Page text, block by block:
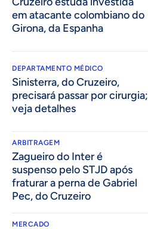
em atacante colombiano do
Girona, da Espanha
DEPARTAMENTO MÉDICO
Sinisterra, do Cruzeiro,
precisará passar por cirurgia;
veja detalhes
ARBITRAGEM
Zagueiro do Inter é
suspenso pelo STJD após
fraturar a perna de Gabriel
Pec, do Cruzeiro
MERCADO